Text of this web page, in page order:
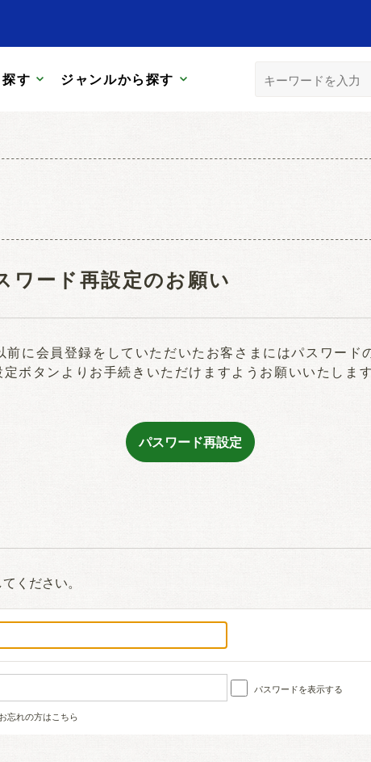
す ジャンルから探す
ワード再設定のお願い
に会員登録をしていただいたお客さまにはパスワード
ボタンよりお手続きいただけますようお願いいたしま
ください。
パスワードを表示する
忘れの方はこちら